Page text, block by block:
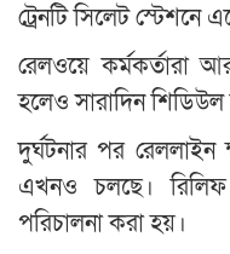
ট্রেনটি সিলেট স্টেশনে
রেলওয়ে কর্মকর্তারা
হলেও সারাদিন
দুর্ঘটনার পর রেললাইন
এখনও চলছে। রিলিফ
পরিচালনা করা হয়।